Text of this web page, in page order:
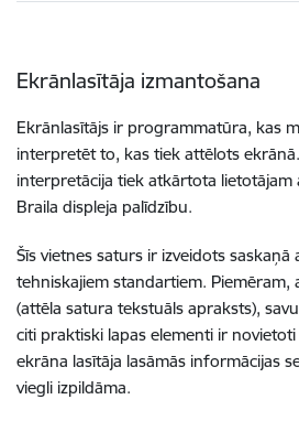
Ekrānlasītāja izmantošana
Ekrānlasītājs ir programmatūra, kas
interpretēt to, kas tiek attēlots
interpretācija tiek atkārtota
Braila displeja palīdzību.
Šīs vietnes saturs ir izveidots saskaņā
tehniskajiem standartiem. Piemēram,
(attēla satura tekstuāls apraksts),
citi praktiski lapas elementi ir
ekrāna lasītāja lasāmās informācijas
viegli izpildāma.